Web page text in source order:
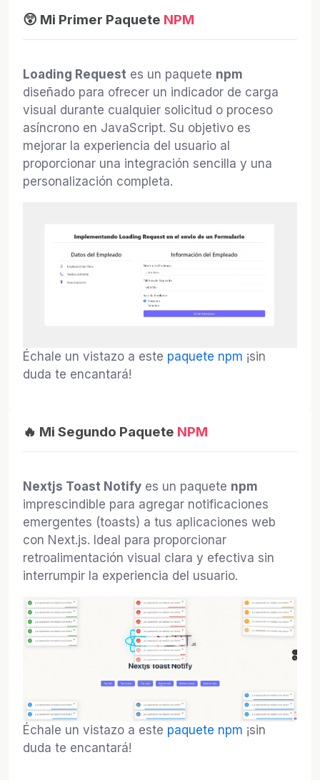
😲 Mi Primer Paquete NPM
Loading Request es un paquete npm
diseñado para ofrecer un indicador de carga
visual durante cualquier solicitud o proceso
asíncrono en JavaScript. Su objetivo es
mejorar la experiencia del usuario al
proporcionar una integración sencilla y una
personalización completa.
Échale un vistazo a este paquete npm ¡sin
duda te encantará!
🔥 Mi Segundo Paquete NPM
Nextjs Toast Notify es un paquete npm
imprescindible para agregar notificaciones
emergentes (toasts) a tus aplicaciones web
con Next.js. Ideal para proporcionar
retroalimentación visual clara y efectiva sin
interrumpir la experiencia del usuario.
Échale un vistazo a este paquete npm ¡sin
duda te encantará!